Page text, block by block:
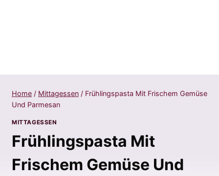
Home / Mittagessen / Frühlingspasta Mit Frischem Gemüse
Und Parmesan
MITTAGESSEN
Frühlingspasta Mit
Frischem Gemüse Und